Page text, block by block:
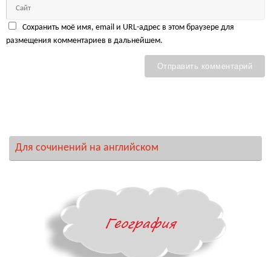
Сохранить моё имя, email и URL-адрес в этом браузере для
размещения комментариев в дальнейшем.
Для сочинений на английском